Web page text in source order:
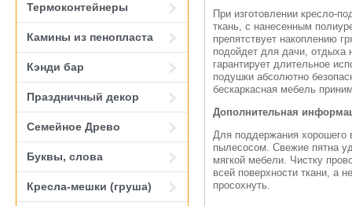
Термоконтейнеры
Камины из пенопласта
Кэнди бар
Праздничный декор
Семейное Древо
Буквы, слова
Кресла-мешки (груша)
При изготовлении кресло-
ткань, с нанесенным
препятствует накоплению
подойдет для дачи, отдыха
гарантирует длительное
подушки абсолютно
бескаркасная мебель
Дополнительная
Для поддержания хорошего
пылесосом. Свежие пятна
мягкой мебели. Чистку
всей поверхности ткани, а
просохнуть.